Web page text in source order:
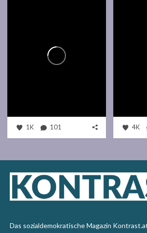
1K 101 4K
Das sozialdemokratische Magazin